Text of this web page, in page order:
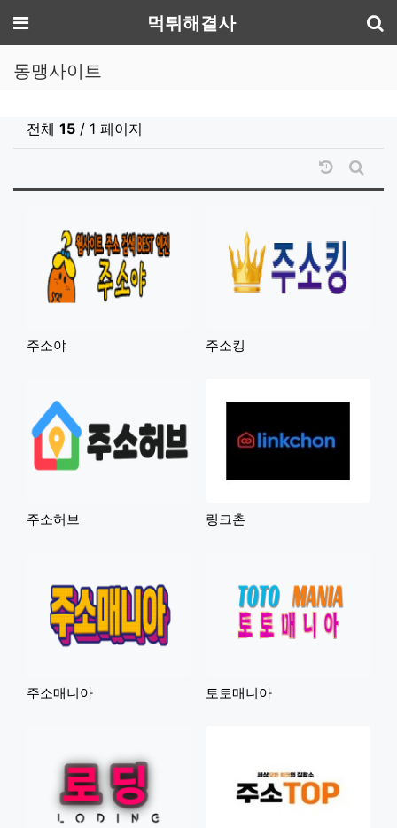
메뉴 먹튀해결사
동맹사이트
전체 15 / 1 페이지
날짜순 정
게시
주소야 주소킹
주소허브 링크촌
주소매니아 토토매니아